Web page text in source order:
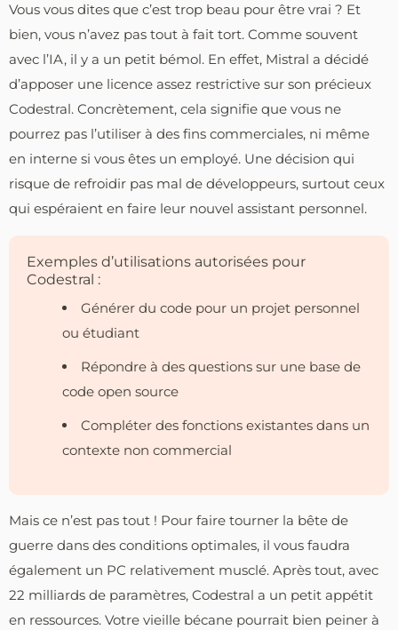
Vous vous dites que c’est trop beau pour être vrai ? Et
bien, vous n’avez pas tout à fait tort. Comme souvent
avec l’IA, il y a un petit bémol. En effet, Mistral a décidé
d’apposer une licence assez restrictive sur son précieux
Codestral. Concrètement, cela signifie que vous ne
pourrez pas l’utiliser à des fins commerciales, ni même
en interne si vous êtes un employé. Une décision qui
risque de refroidir pas mal de développeurs, surtout ceux
qui espéraient en faire leur nouvel assistant personnel.
Exemples d’utilisations autorisées pour
Codestral :
Générer du code pour un projet personnel
ou étudiant
Répondre à des questions sur une base de
code open source
Compléter des fonctions existantes dans un
contexte non commercial
Mais ce n’est pas tout ! Pour faire tourner la bête de
guerre dans des conditions optimales, il vous faudra
également un PC relativement musclé. Après tout, avec
22 milliards de paramètres, Codestral a un petit appétit
en ressources. Votre vieille bécane pourrait bien peiner à